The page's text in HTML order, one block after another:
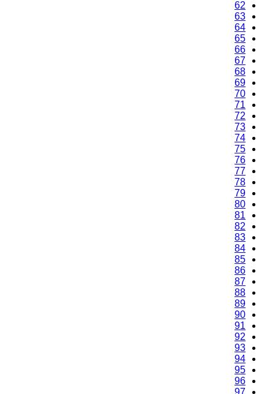
62
63
64
65
66
67
68
69
70
71
72
73
74
75
76
77
78
79
80
81
82
83
84
85
86
87
88
89
90
91
92
93
94
95
96